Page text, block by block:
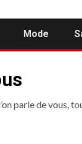
Mode
parle de vous,